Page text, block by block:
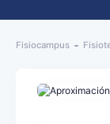
Fisiocampus